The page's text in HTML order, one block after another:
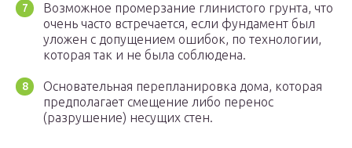
Возможное промерзание глинистого грунта, что
очень часто встречается, если фундамент был
уложен с допущением ошибок, по технологии,
которая так и не была соблюдена.
Основательная перепланировка дома, которая
предполагает смещение либо перенос
(разрушение) несущих стен.